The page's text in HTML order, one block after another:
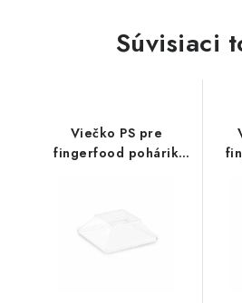
Súvisiaci
Viečko PS pre
fingerfood pohárik